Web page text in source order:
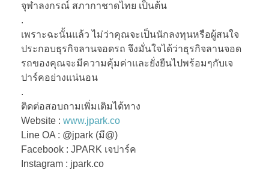
จุฬาลงกรณ์ สภากาชาดไทย เป็นต้น
.
เพราะฉะนั้นแล้ว ไม่ว่าคุณจะเป็นนักลงทุนหรือผู้สนใจ
ประกอบธุรกิจลานจอดรถ จึงมั่นใจได้ว่าธุรกิจลานจอด
รถของคุณจะมีความคุ้มค่าและยั่งยืนไปพร้อมๆกับเจ
ปาร์คอย่างแน่นอน
.
ติดต่อสอบถามเพิ่มเติมได้ทาง
Website : www.jpark.co
Line OA : @jpark (มี@)
Facebook : JPARK เจปาร์ค
Instagram : jpark.co